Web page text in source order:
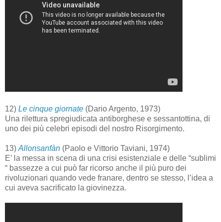
12) Le cinque giornate (Dario Argento, 1973)
Una rilettura spregiudicata antiborghese e sessantottina, di
uno dei più celebri episodi del nostro Risorgimento.
13) Allonsanfàn (Paolo e Vittorio Taviani, 1974)
E’ la messa in scena di una crisi esistenziale e delle “sublimi
“ bassezze a cui può far ricorso anche il più puro dei
rivoluzionari quando vede franare, dentro se stesso, l’idea a
cui aveva sacrificato la giovinezza.